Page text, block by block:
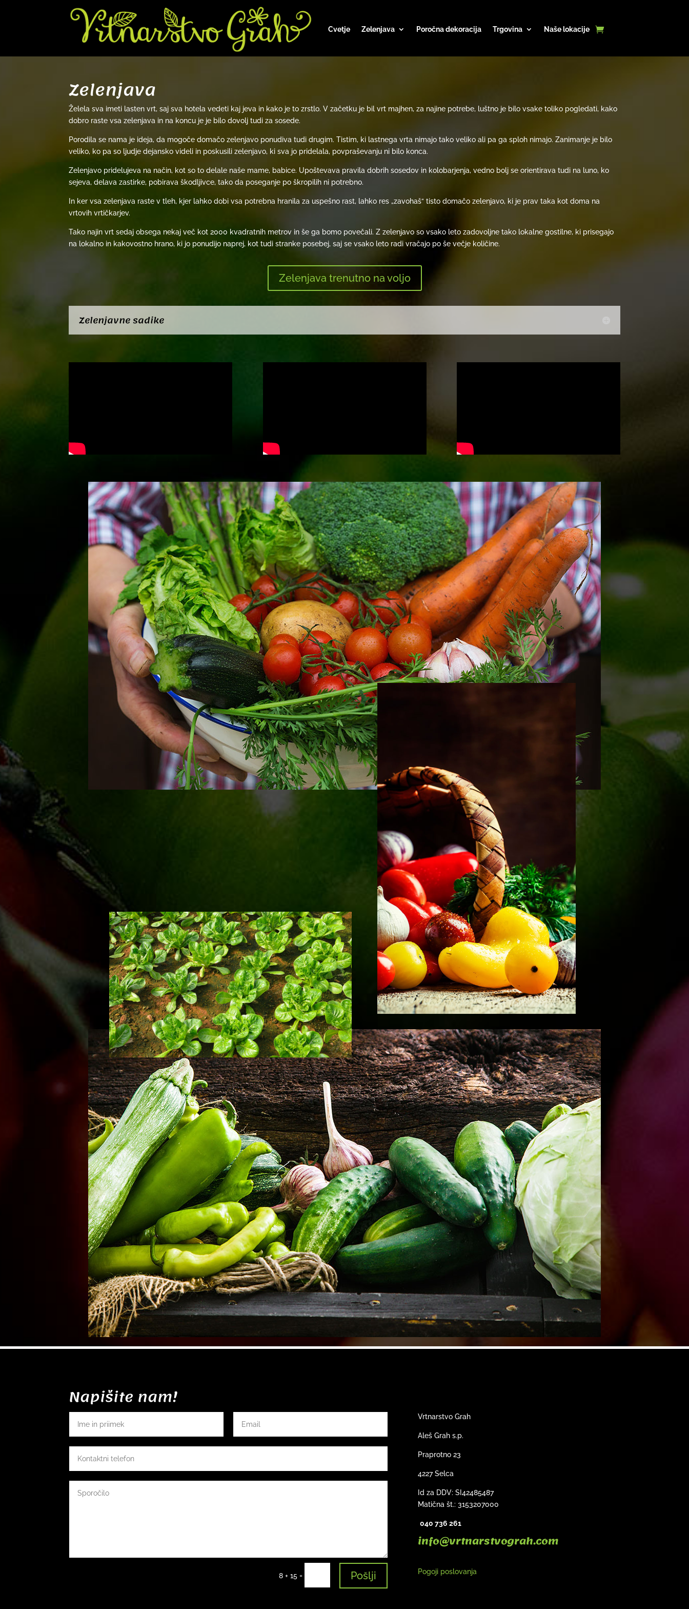
Cvetje Zelenjava Poročna dekoracija Trgovina Naše lokacije
Zelenjava
Želela sva imeti lasten vrt, saj sva hotela vedeti kaj jeva in kako je to zrstlo. V začetku je bil vrt majhen, za najine potrebe, luštno je bilo vsake toliko pogledati, kako
dobro raste vsa zelenjava in na koncu je je bilo dovolj tudi za sosede.
Porodila se nama je ideja, da mogoče domačo zelenjavo ponudiva tudi drugim. Tistim, ki lastnega vrta nimajo tako veliko ali pa ga sploh nimajo. Zanimanje je bilo
veliko, ko pa so ljudje dejansko videli in poskusili zelenjavo, ki sva jo pridelala, povpraševanju ni bilo konca.
Zelenjavo pridelujeva na način, kot so to delale naše mame, babice. Upoštevava pravila dobrih sosedov in kolobarjenja, vedno bolj se orientirava tudi na luno, ko
sejeva, delava zastirke, pobirava škodljivce, tako da poseganje po škropilih ni potrebno.
In ker vsa zelenjava raste v tleh, kjer lahko dobi vsa potrebna hranila za uspešno rast, lahko res „zavohaš“ tisto domačo zelenjavo, ki je prav taka kot doma na
vrtovih vrtičkarjev.
Tako najin vrt sedaj obsega nekaj več kot 2000 kvadratnih metrov in še ga bomo povečali. Z zelenjavo so vsako leto zadovoljne tako lokalne gostilne, ki prisegajo
na lokalno in kakovostno hrano, ki jo ponudijo naprej, kot tudi stranke posebej, saj se vsako leto radi vračajo po še večje količine.
Zelenjava trenutno na voljo
Zelenjavne sadike
Napišite nam!
8 + 15 = Pošlji
Vrtnarstvo Grah
Aleš Grah s.p.
Praprotno 23
4227 Selca
Id za DDV: SI42485487
Matična št.: 3153207000
040 736 261
info@vrtnarstvograh.com
Pogoji poslovanja